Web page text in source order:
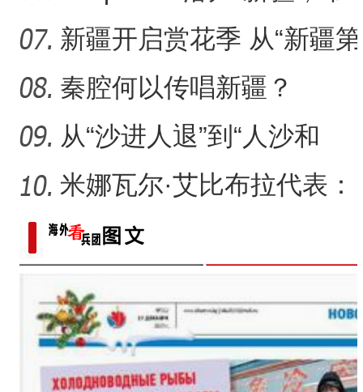
来了什么？
新疆开启赏花季 从“新疆第
一春”启程感受浪漫之旅
秦腔何以传唱新疆？
从“沙进人退”到“人沙和
谐”，新疆何以在“死亡
米娜瓦尔·艾比布拉代表：
让少数民族古籍文字“活